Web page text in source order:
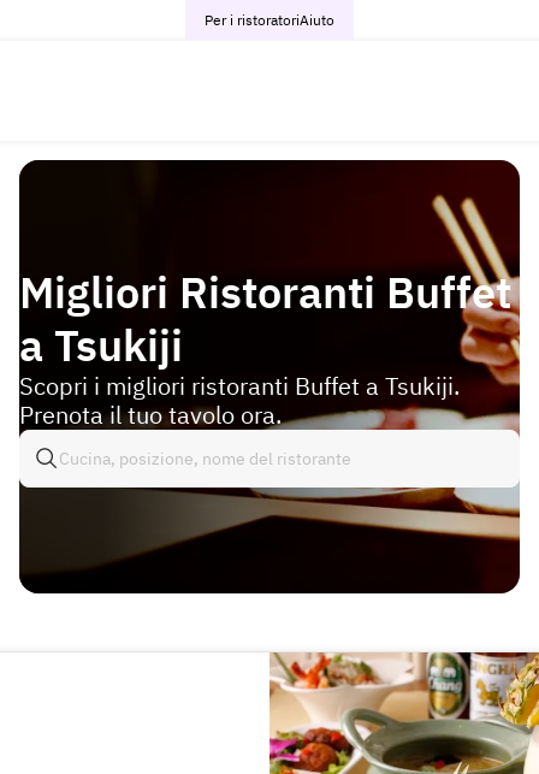
Per i ristoratoriAiuto
Migliori Ristoranti Buffet
a Tsukiji
Scopri i migliori ristoranti Buffet a Tsukiji.
Prenota il tuo tavolo ora.